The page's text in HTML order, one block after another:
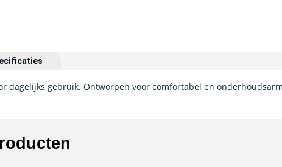
dagelijks gebruik. Ontworpen voor comfortabel en